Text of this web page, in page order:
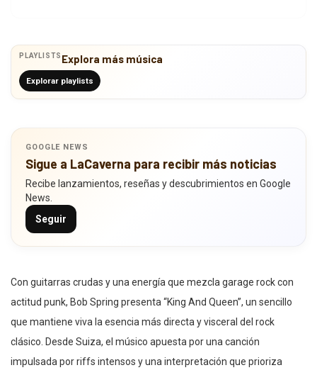
PLAYLISTS Explora más música
Explorar playlists
GOOGLE NEWS
Sigue a LaCaverna para recibir más noticias
Recibe lanzamientos, reseñas y descubrimientos en Google
News.
Seguir
Con guitarras crudas y una energía que mezcla garage rock con
actitud punk, Bob Spring presenta “King And Queen”, un sencillo
que mantiene viva la esencia más directa y visceral del rock
clásico. Desde Suiza, el músico apuesta por una canción
impulsada por riffs intensos y una interpretación que prioriza